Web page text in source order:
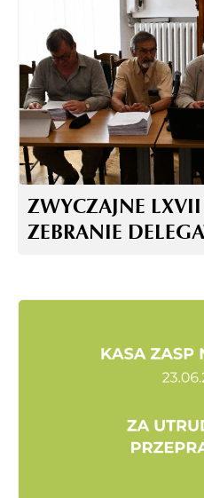
ZWYCZAJNE
ZEBRANIE